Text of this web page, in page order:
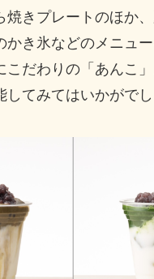
焼きプレートのほか
かき氷などのメニュ
こだわりの「あんこ
してみてはいかがでし